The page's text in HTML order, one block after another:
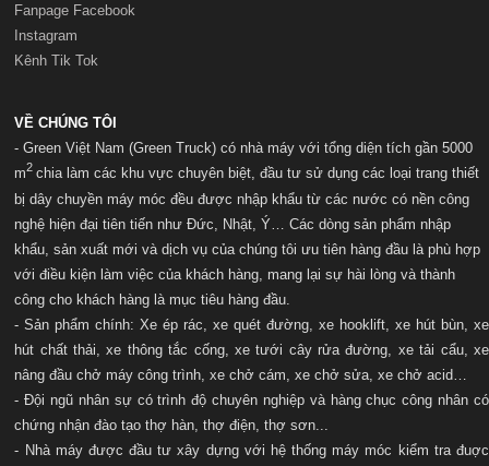
Fanpage Facebook
Instagram
Kênh Tik Tok
VỀ CHÚNG TÔI
- Green Việt Nam (Green Truck) có nhà máy với tổng diện tích gần 5000
m2 chia làm các khu vực chuyên biệt, đầu tư sử dụng các loại trang thiết
bị dây chuyền máy móc đều được nhập khẩu từ các nước có nền công
nghệ hiện đại tiên tiến như Đức, Nhật, Ý… Các dòng sản phẩm nhập
khẩu, sản xuất mới và dịch vụ của chúng tôi ưu tiên hàng đầu là phù hợp
với điều kiện làm việc của khách hàng, mang lại sự hài lòng và thành
công cho khách hàng là mục tiêu hàng đầu.
- Sản phẩm chính: Xe ép rác, xe quét đường, xe hooklift, xe hút bùn, xe
hút chất thải, xe thông tắc cống, xe tưới cây rửa đường, xe tải cẩu, xe
nâng đầu chở máy công trình, xe chở cám, xe chở sửa, xe chở acid…
- Đội ngũ nhân sự có trình độ chuyên nghiệp và hàng chục công nhân có
chứng nhận đào tạo thợ hàn, thợ điện, thợ sơn...
- Nhà máy được đầu tư xây dựng với hệ thống máy móc kiểm tra đuợc